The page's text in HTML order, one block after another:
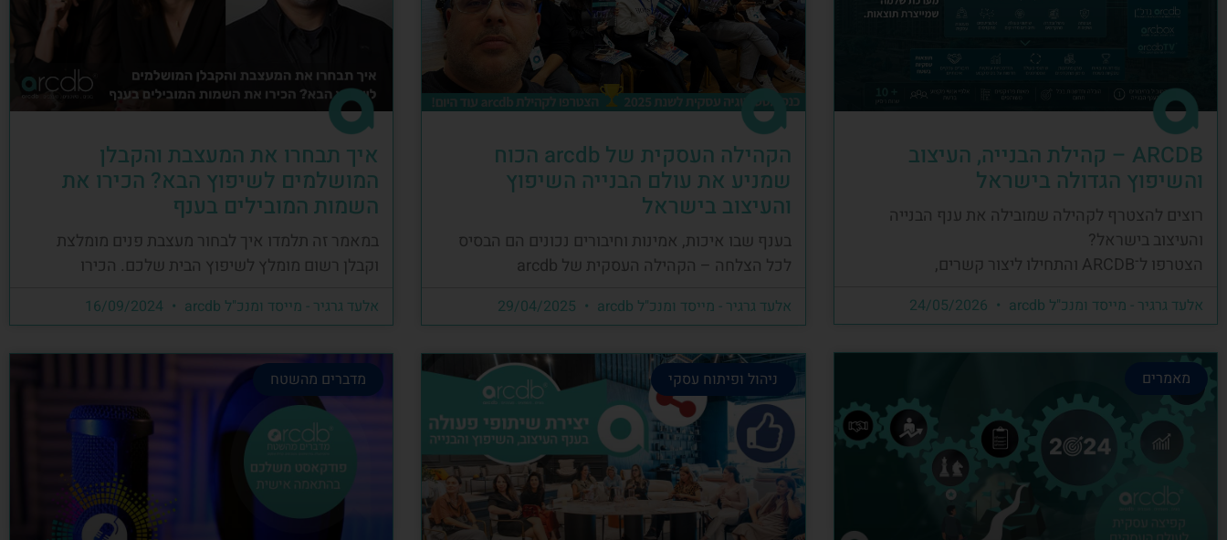
ARCDB – קהילת הבנייה, העיצוב
והשיפוץ הגדולה בישראל
רוצים להצטרף לקהילה שמובילה את ענף הבנייה
והעיצוב בישראל?
הצטרפו ל־ARCDB והתחילו ליצור קשרים,
אלעד גרגיר - מייסד ומנכ"ל arcdb
הקהילה העסקית של arcdb הכוח
שמניע את עולם הבנייה השיפוץ
והעיצוב בישראל
בענף שבו איכות, אמינות וחיבורים נכונים הם הבסיס
לכל הצלחה – הקהילה העסקית של arcdb
אלעד גרגיר - מייסד ומנכ"ל arcdb
איך תבחרו את המעצבת והקבלן
המושלמים לשיפוץ הבא? הכירו את
השמות המובילים בענף
במאמר זה תלמדו איך לבחור מעצבת פנים מומלצת
וקבלן רשום מומלץ לשיפוץ הבית שלכם. הכירו
אלעד גרגיר - מייסד ומנכ"ל arcdb
מאמרים ניהול ופיתוח עסקי מדברים מהשטח